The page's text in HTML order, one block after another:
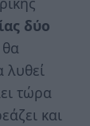
δύο
λυθεί
τώρα
και